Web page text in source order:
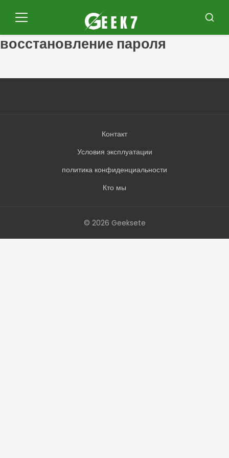
para
conteúdo
Меню
восстановление пароля
Контакт
Условия эксплуатации
политика конфиденциальности
Кто мы
© 2026 Geeksete